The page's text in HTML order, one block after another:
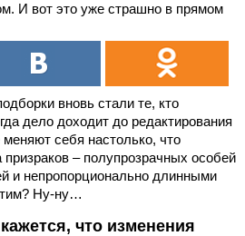
И вот это уже страшно в прямом
вновь стали те, кто
дело доходит до редактирования
себя настолько, что
– полупрозрачных особей
и непропорционально длинными
Ну-ну…
что изменения